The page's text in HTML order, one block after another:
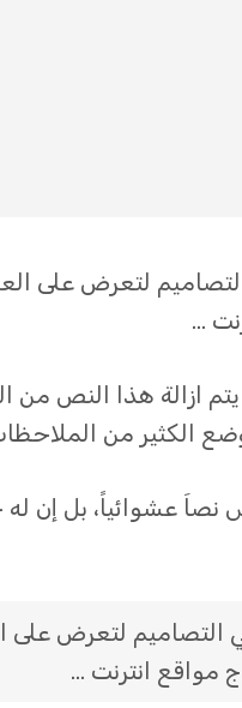
لتعرض على
…
يتم ازالة هذا النص
الكثير من
نصاَ عشوائياً، بل إن
التصاميم لتعرض
مواقع انترنت …